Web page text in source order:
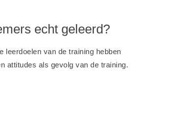
echt geleerd?
leerdoelen van de training hebben
attitudes als gevolg van de training.